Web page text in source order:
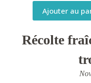
Ajouter au
Récolte